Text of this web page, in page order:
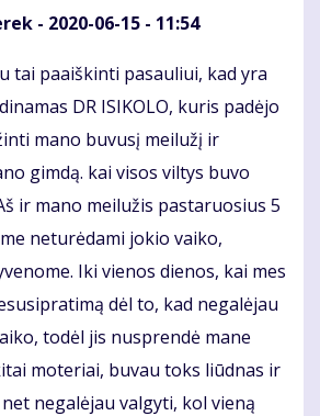
- 2020-06-15 - 11:54
tai paaiškinti pasauliui, kad yra
DR ISIKOLO, kuris padėjo
mano buvusį meilužį ir
gimdą. kai visos viltys buvo
ir mano meilužis pastaruosius 5
neturėdami jokio vaiko,
Iki vienos dienos, kai mes
dėl to, kad negalėjau
todėl jis nusprendė mane
moteriai, buvau toks liūdnas ir
negalėjau valgyti, kol vieną